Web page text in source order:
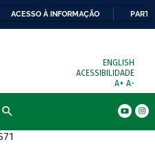
ACESSO À INFORMAÇÃO
ENGLISH
ACESSIBILIDADE
A+ A-